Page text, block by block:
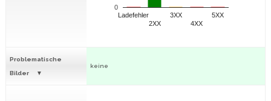
Ladefehler
2XX
3XX
4XX
5XX
0
Problematische
Bilder
keine